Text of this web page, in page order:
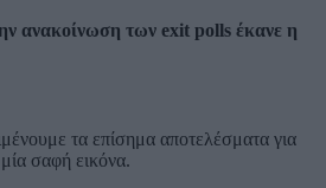
ανακοίνωση των exit polls έκανε η
τα επίσημα αποτελέσματα για
σαφή εικόνα.